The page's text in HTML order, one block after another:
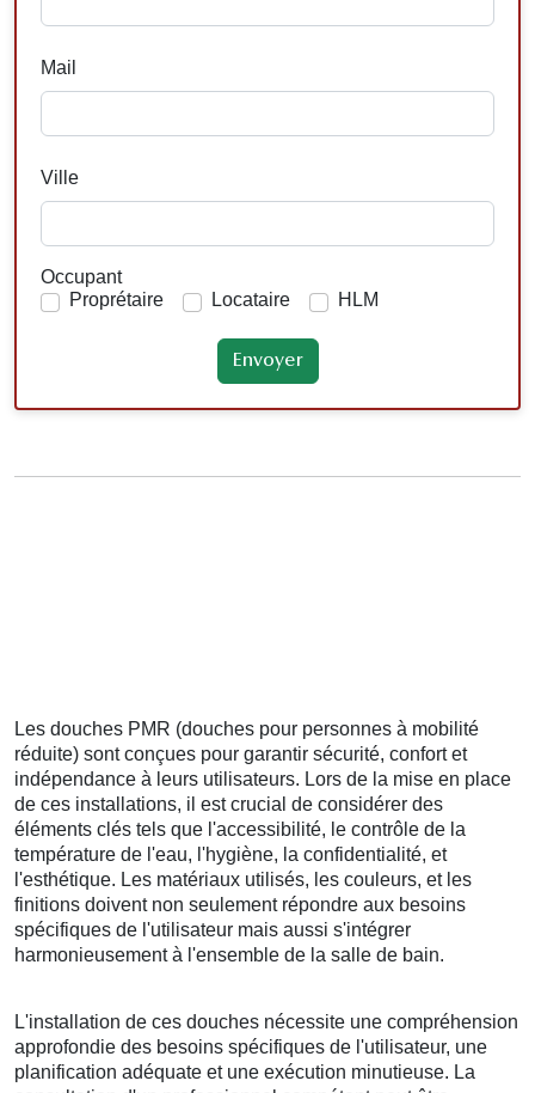
Mail
Ville
Occupant
Proprétaire
Locataire HLM
Les douches PMR (douches pour personnes à mobilité
réduite) sont conçues pour garantir sécurité, confort et
indépendance à leurs utilisateurs. Lors de la mise en place
de ces installations, il est crucial de considérer des
éléments clés tels que l'accessibilité, le contrôle de la
température de l'eau, l'hygiène, la confidentialité, et
l'esthétique. Les matériaux utilisés, les couleurs, et les
finitions doivent non seulement répondre aux besoins
spécifiques de l'utilisateur mais aussi s'intégrer
harmonieusement à l'ensemble de la salle de bain.
L'installation de ces douches nécessite une compréhension
approfondie des besoins spécifiques de l'utilisateur, une
planification adéquate et une exécution minutieuse. La